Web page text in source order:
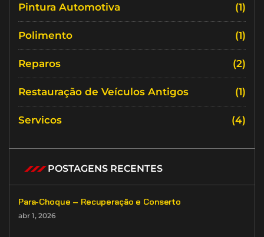
Pintura Automotiva (1)
Polimento (1)
Reparos (2)
Restauração de Veículos Antigos (1)
Servicos (4)
POSTAGENS RECENTES
Para-Choque – Recuperação e Conserto
abr 1, 2026